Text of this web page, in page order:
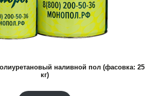
наливной пол (фасовка: 25
кг)